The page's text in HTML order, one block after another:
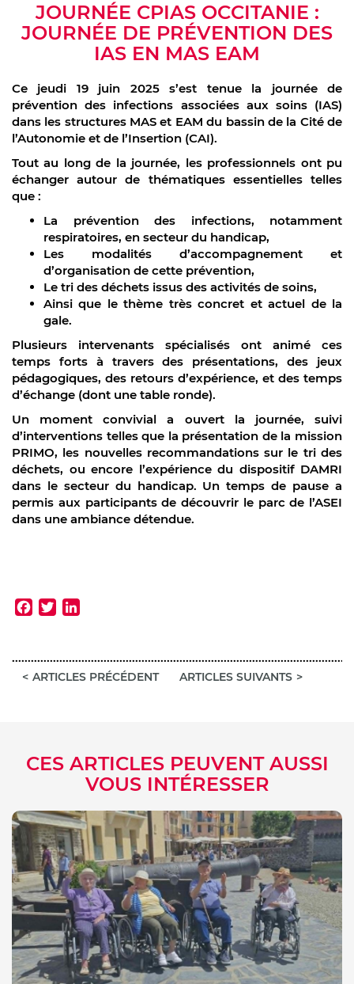
JOURNÉE CPIAS OCCITANIE :
JOURNÉE DE PRÉVENTION DES
IAS EN MAS EAM
Ce jeudi 19 juin 2025 s’est tenue la journée de
prévention des infections associées aux soins (IAS)
dans les structures MAS et EAM du bassin de la Cité de
l’Autonomie et de l’Insertion (CAI).
Tout au long de la journée, les professionnels ont pu
échanger autour de thématiques essentielles telles
que :
La prévention des infections, notamment
respiratoires, en secteur du handicap,
Les modalités d’accompagnement et
d’organisation de cette prévention,
Le tri des déchets issus des activités de soins,
Ainsi que le thème très concret et actuel de la
gale.
Plusieurs intervenants spécialisés ont animé ces
temps forts à travers des présentations, des jeux
pédagogiques, des retours d’expérience, et des temps
d’échange (dont une table ronde).
Un moment convivial a ouvert la journée, suivi
d’interventions telles que la présentation de la mission
PRIMO, les nouvelles recommandations sur le tri des
déchets, ou encore l’expérience du dispositif DAMRI
dans le secteur du handicap. Un temps de pause a
permis aux participants de découvrir le parc de l’ASEI
dans une ambiance détendue.
Facebook
Twitter
ARTICLES PRÉCÉDENT ARTICLES SUIVANTS
CES ARTICLES PEUVENT AUSSI
VOUS INTÉRESSER